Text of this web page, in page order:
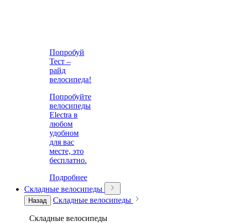
Попробуй
Тест –
райд
велосипеда!
Попробуйте
велосипеды
Electra в
любом
удобном
для вас
месте, это
бесплатно.
Подробнее
Складные велосипеды
Назад Складные велосипеды
Складные велосипеды